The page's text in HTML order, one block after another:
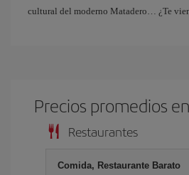
cultural del moderno Matadero… ¿Te
Precios promedios
Restaurantes
Comida, Restaurante Barato